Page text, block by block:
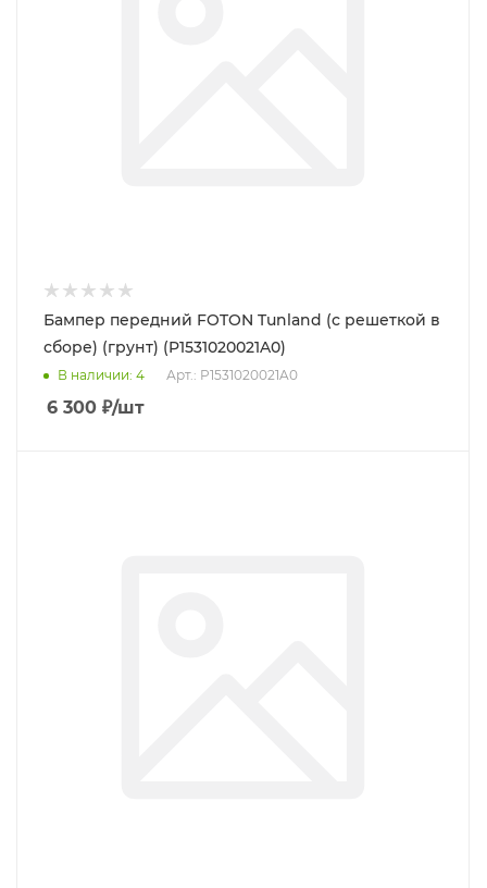
Бампер передний FOTON Tunland (с решеткой в
сборе) (грунт) (P1531020021A0)
В наличии: 4 Арт.: P1531020021A0
6 300 ₽/шт